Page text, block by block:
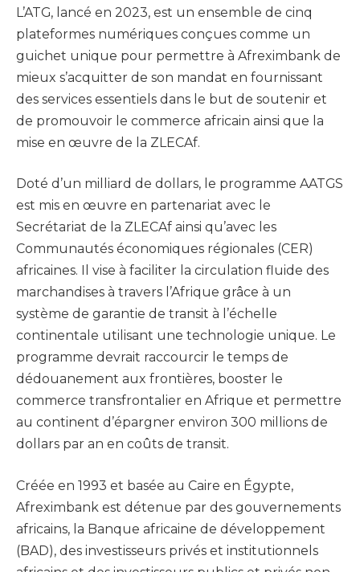
L’ATG, lancé en 2023, est un ensemble de cinq
plateformes numériques conçues comme un
guichet unique pour permettre à Afreximbank de
mieux s’acquitter de son mandat en fournissant
des services essentiels dans le but de soutenir et
de promouvoir le commerce africain ainsi que la
mise en œuvre de la ZLECAf.
Doté d’un milliard de dollars, le programme AATGS
est mis en œuvre en partenariat avec le
Secrétariat de la ZLECAf ainsi qu’avec les
Communautés économiques régionales (CER)
africaines. Il vise à faciliter la circulation fluide des
marchandises à travers l’Afrique grâce à un
système de garantie de transit à l’échelle
continentale utilisant une technologie unique. Le
programme devrait raccourcir le temps de
dédouanement aux frontières, booster le
commerce transfrontalier en Afrique et permettre
au continent d’épargner environ 300 millions de
dollars par an en coûts de transit.
Créée en 1993 et basée au Caire en Égypte,
Afreximbank est détenue par des gouvernements
africains, la Banque africaine de développement
(BAD), des investisseurs privés et institutionnels